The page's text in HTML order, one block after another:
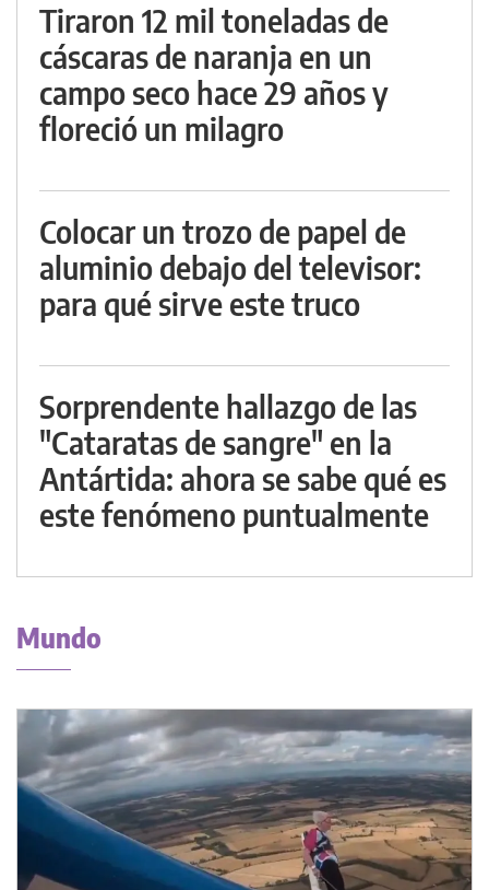
Tiraron 12 mil toneladas de
cáscaras de naranja en un
campo seco hace 29 años y
floreció un milagro
Colocar un trozo de papel de
aluminio debajo del televisor:
para qué sirve este truco
Sorprendente hallazgo de las
"Cataratas de sangre" en la
Antártida: ahora se sabe qué es
este fenómeno puntualmente
Mundo